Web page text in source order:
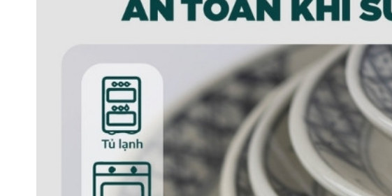
Bộ bát đĩa hoa chanh gốm sứ Bát
Đặc điểm của sản phẩm
Bộ bát đĩa Bát Tràng
có thiết kế có phần tối giản. Đây là
mịn cùng họa tiết hoa chanh đen nhã nhặn. Mang đến cho